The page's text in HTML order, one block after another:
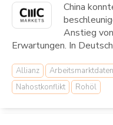
China
Anstieg
Erwartungen. In
Allianz Arbeitsmarktdaten
Nahostkonflikt
Rohöl